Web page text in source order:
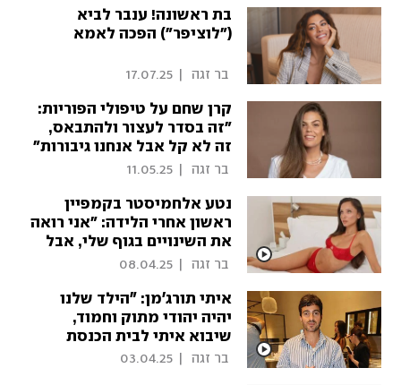
בת ראשונה! ענבר לביא
("לוציפר") הפכה לאמא
בר זגה 17.07.25
קרן שחם על טיפולי הפוריות:
"זה בסדר לעצור ולהתבאס,
זה לא קל אבל אנחנו גיבורות"
בר זגה 11.05.25
נטע אלחמיסטר בקמפיין
ראשון אחרי הלידה: "אני רואה
את השינויים בגוף שלי, אבל
מרגישה טוב עם עצמי. זה
סקסית ונחשקת"
בר זגה 08.04.25
איתי תורג׳מן: ״הילד שלנו
יהיה יהודי מתוק וחמוד,
שיבוא איתי לבית הכנסת
בשבת בבוקר״
בר זגה 03.04.25